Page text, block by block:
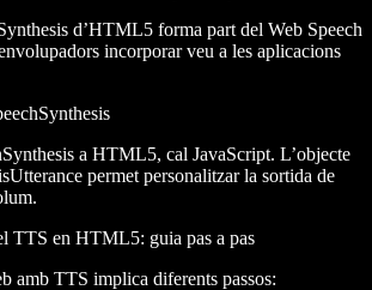
d’HTML5 forma part del Web Speech
incorporar veu a les aplicacions
a HTML5, cal JavaScript. L’objecte
permet personalitzar la sortida de
TTS en HTML5: guia pas a pas
amb TTS implica diferents passos: